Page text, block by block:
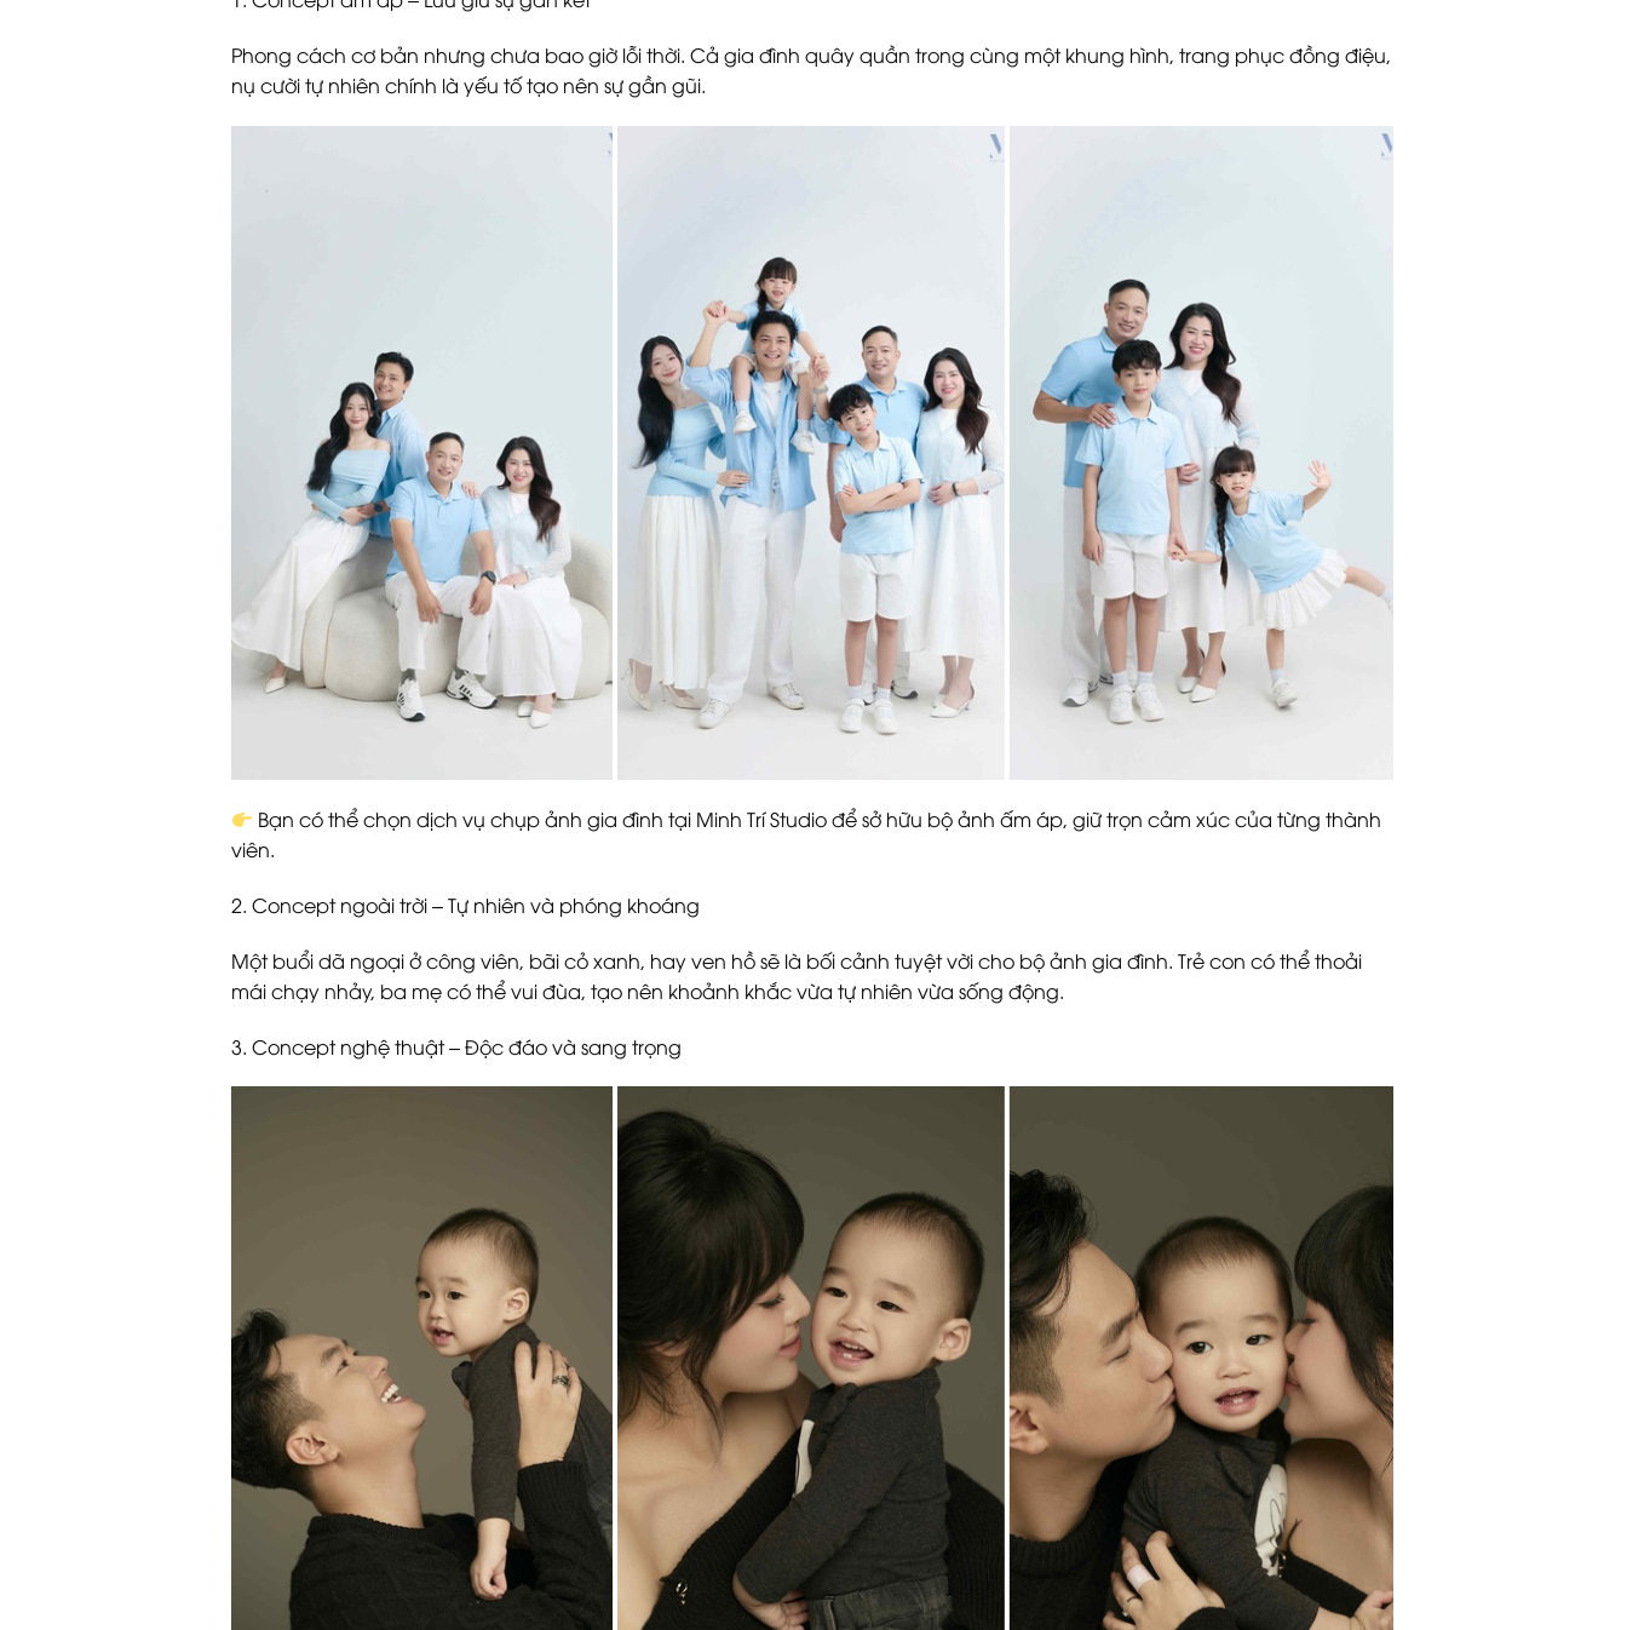
Phong cách cơ bản nhưng chưa bao giờ lỗi thời. Cả gia đình quây quần trong cùng một khung hình, trang phục đồng điệu,
nụ cười tự nhiên chính là yếu tố tạo nên sự gần gũi.
Bạn có thể chọn dịch vụ chụp ảnh gia đình tại Minh Trí Studio để sở hữu bộ ảnh ấm áp, giữ trọn cảm xúc của từng thành
viên.
2. Concept ngoài trời – Tự nhiên và phóng khoáng
Một buổi dã ngoại ở công viên, bãi cỏ xanh, hay ven hồ sẽ là bối cảnh tuyệt vời cho bộ ảnh gia đình. Trẻ con có thể thoải
mái chạy nhảy, ba mẹ có thể vui đùa, tạo nên khoảnh khắc vừa tự nhiên vừa sống động.
3. Concept nghệ thuật – Độc đáo và sang trọng